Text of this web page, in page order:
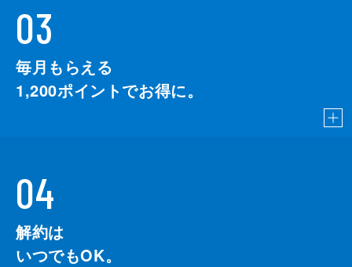
03
毎月もらえる
1,200ポイントでお得に。
04
解約は
いつでもOK。